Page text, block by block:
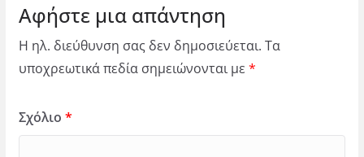
Αφήστε μια απάντηση
Η ηλ. διεύθυνση σας δεν δημοσιεύεται. Τα
υποχρεωτικά πεδία σημειώνονται με *
Σχόλιο *